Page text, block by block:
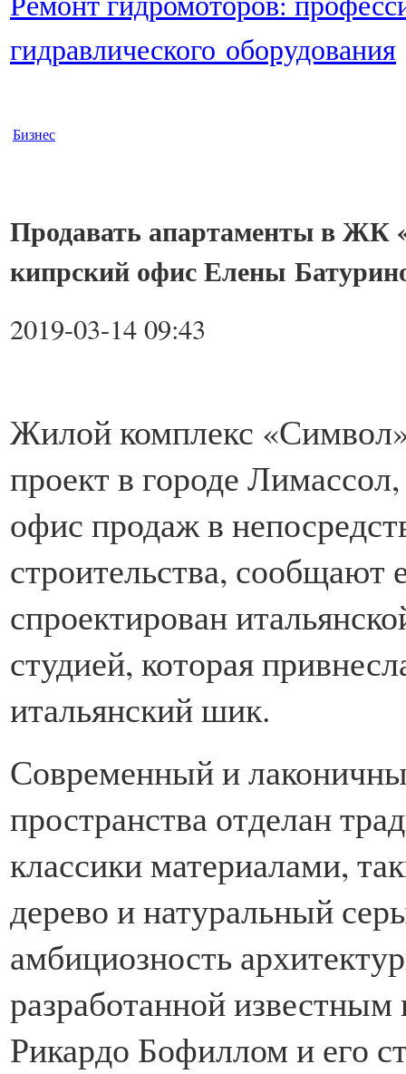
гидравлического оборудования
Бизнес
Продавать апартаменты в ЖК
кипрский офис Елены
2019-03-14 09:43
Жилой комплекс
проект в городе
офис продаж в
строительства, сообщают
спроектирован
студией, которая
итальянский шик.
Современный и
пространства отделан
классики материалами,
дерево и натуральный
амбициозность
разработанной
Рикардо Бофиллом и его